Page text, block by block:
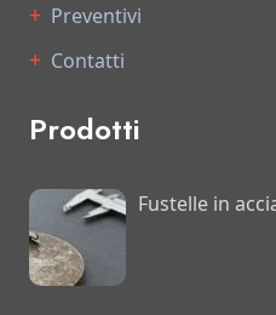
Preventivi
Contatti
Prodotti
Fustelle in